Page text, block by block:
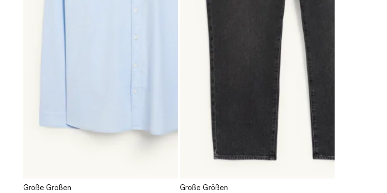
Große Größen
Große Größen